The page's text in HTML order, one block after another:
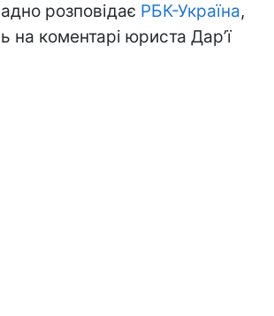
розповідає РБК-Україна,
на коментарі юриста Дар’ї